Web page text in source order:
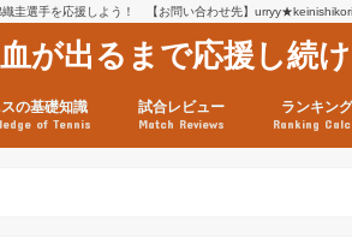
圭選手を応援しよう！ 【お問い合わせ先】
が出るまで応援し続
の基礎知識
of Tennis
試合レビュー
Match Reviews
ランキン
Ranking